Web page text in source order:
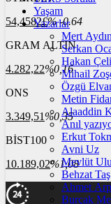
54,4582£% -0.64
GRAM ALTIN
4.282,22%0,16
ONS
3.349,51 %0,35
BİST100
10.189,02%1,08
Yaşam
Yazarlar
Mert Aydın
Serkan
Hakan
Mihail
Özgü
Metin
Alaaddin
Anıl
Erkut
Avni Uz
Mevlüt
Behzat Taş
Ahmet
Burçak